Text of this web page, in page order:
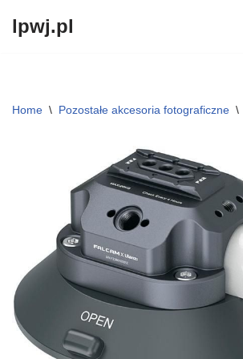
lpwj.pl
Home \ Pozostałe akcesoria fotograficzne \